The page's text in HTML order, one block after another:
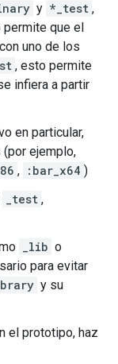
y *_test ,
permite que el
uno de los
, esto permite
infiera a partir
en particular,
ejemplo,
, :bar_x64 )
_test ,
_lib o
para evitar
y su
el prototipo, haz